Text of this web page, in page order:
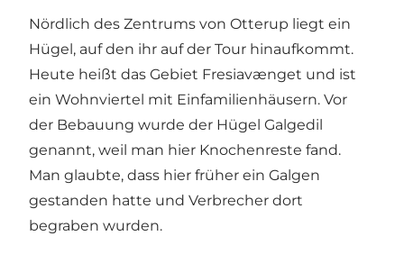
Nördlich des Zentrums von Otterup liegt ein
Hügel, auf den ihr auf der Tour hinaufkommt.
Heute heißt das Gebiet Fresiavænget und ist
ein Wohnviertel mit Einfamilienhäusern. Vor
der Bebauung wurde der Hügel Galgedil
genannt, weil man hier Knochenreste fand.
Man glaubte, dass hier früher ein Galgen
gestanden hatte und Verbrecher dort
begraben wurden.